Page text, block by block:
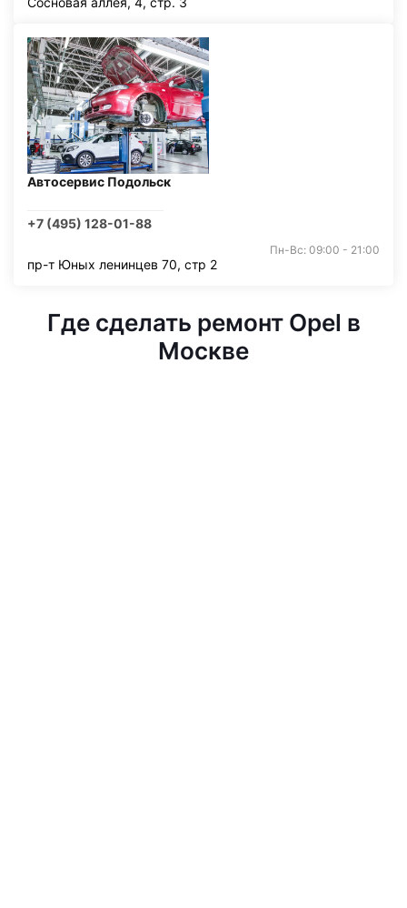
Автосервис Подольск
+7 (495) 128-01-88
Пн-Вс: 09:00 - 21:00
пр-т Юных ленинцев 70, стр 2
Где сделать ремонт Opel в
Москве